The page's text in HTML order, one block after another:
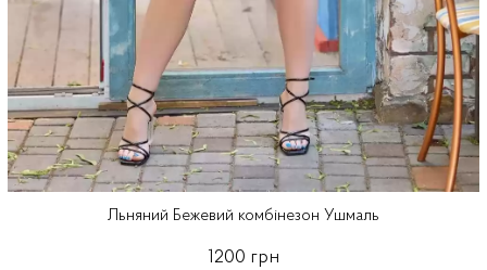
Льняний Бежевий комбінезон Ушмаль
1200 грн